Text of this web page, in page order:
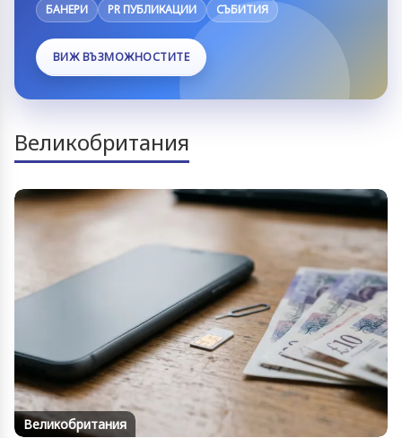
БАНЕРИ PR ПУБЛИКАЦИИ СЪБИТИЯ
ВИЖ ВЪЗМОЖНОСТИТЕ
Великобритания
Великобритания